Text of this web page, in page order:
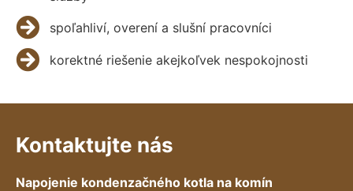
spoľahliví, overení a slušní pracovníci
korektné riešenie akejkoľvek nespokojnosti
Kontaktujte nás
Napojenie kondenzačného kotla na komín